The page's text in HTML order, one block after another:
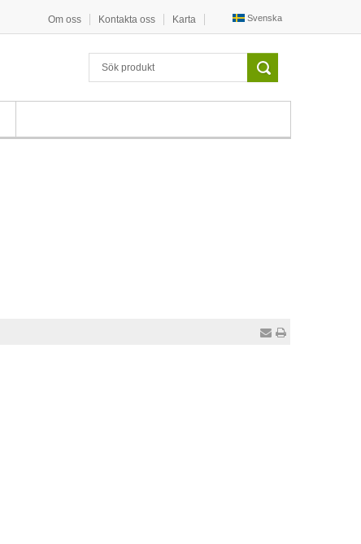
Om oss Kontakta oss Karta Svenska